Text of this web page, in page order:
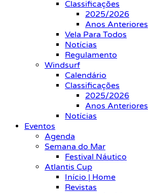
Classificações
2025/2026
Anos Anteriores
Vela Para Todos
Notícias
Regulamento
Windsurf
Calendário
Classificações
2025/2026
Anos Anteriores
Notícias
Eventos
Agenda
Semana do Mar
Festival Náutico
Atlantis Cup
Início | Home
Revistas